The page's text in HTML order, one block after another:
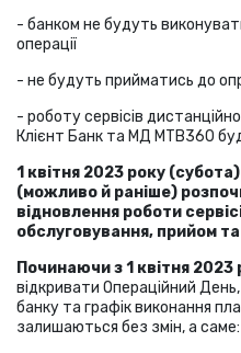
- банком не будуть
операції
- не будуть прийматись до
- роботу сервісів
Клієнт Банк та МД MTB360
1 квітня 2023 року
(можливо й раніше)
відновлення роботи
обслуговування, прийом
Починаючи з 1 квітня 2023
відкривати Операційний
банку та графік виконання
залишаються без змін, а саме: